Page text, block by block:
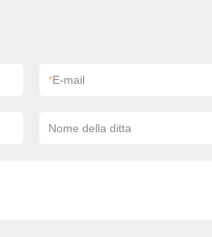
*E-mail
Nome della ditta